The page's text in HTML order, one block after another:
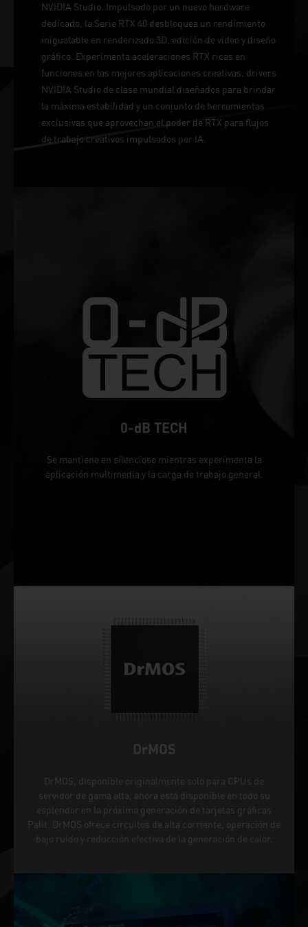
NVIDIA Studio. Impulsado por un nuevo hardware
dedicado, la Serie RTX 40 desbloquea un rendimiento
inigualable en renderizado 3D, edición de video y diseño
gráfico. Experimenta aceleraciones RTX ricas en
funciones en las mejores aplicaciones creativas, drivers
NVIDIA Studio de clase mundial diseñados para brindar
la máxima estabilidad y un conjunto de herramientas
exclusivas que aprovechan el poder de RTX para flujos
de trabajo creativos impulsados por IA.
0-dB TECH
Se mantiene en silencioso mientras experimenta la
aplicación multimedia y la carga de trabajo general.
DrMOS
DrMOS, disponible originalmente solo para CPUs de
servidor de gama alta, ahora está disponible en todo su
esplendor en la próxima generación de tarjetas gráficas
Palit. DrMOS ofrece circuitos de alta corriente, operación de
bajo ruido y reducción efectiva de la generación de calor.